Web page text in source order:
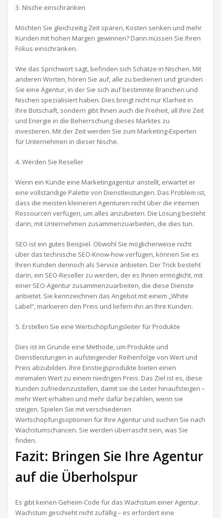
3. Nische einschränken
Möchten Sie gleichzeitig Zeit sparen, Kosten senken und mehr
Kunden mit hohen Margen gewinnen? Dann müssen Sie Ihren
Fokus einschränken.
Wie das Sprichwort sagt, befinden sich Schätze in Nischen. Mit
anderen Worten, hören Sie auf, alle zu bedienen und gründen
Sie eine Agentur, in der Sie sich auf bestimmte Branchen und
Nischen spezialisiert haben. Dies bringt nicht nur Klarheit in
Ihre Botschaft, sondern gibt Ihnen auch die Freiheit, all Ihre Zeit
und Energie in die Beherrschung dieses Marktes zu
investieren. Mit der Zeit werden Sie zum Marketing-Experten
für Unternehmen in dieser Nische.
4. Werden Sie Reseller
Wenn ein Kunde eine Marketingagentur anstellt, erwartet er
eine vollständige Palette von Dienstleistungen. Das Problem ist,
dass die meisten kleineren Agenturen nicht über die internen
Ressourcen verfügen, um alles anzubieten. Die Lösung besteht
darin, mit Unternehmen zusammenzuarbeiten, die dies tun.
SEO ist ein gutes Beispiel. Obwohl Sie möglicherweise nicht
über das technische SEO-Know-how verfügen, können Sie es
Ihren Kunden dennoch als Service anbieten. Der Trick besteht
darin, ein SEO-Reseller zu werden, der es Ihnen ermöglicht, mit
einer SEO-Agentur zusammenzuarbeiten, die diese Dienste
anbietet. Sie kennzeichnen das Angebot mit einem „White
Label“, markieren den Preis und liefern ihn an Ihre Kunden.
5. Erstellen Sie eine Wertschöpfungsleiter für Produkte
Dies ist im Grunde eine Methode, um Produkte und
Dienstleistungen in aufsteigender Reihenfolge von Wert und
Preis abzubilden. Ihre Einstiegsprodukte bieten einen
minimalen Wert zu einem niedrigen Preis. Das Ziel ist es, diese
Kunden zufriedenzustellen, damit sie die Leiter hinaufsteigen –
mehr Wert erhalten und mehr dafür bezahlen, wenn sie
steigen. Spielen Sie mit verschiedenen
Wertschöpfungsoptionen für Ihre Agentur und suchen Sie nach
Wachstumschancen. Sie werden überrascht sein, was Sie
finden.
Fazit: Bringen Sie Ihre Agentur
auf die Überholspur
Es gibt keinen Geheim-Code für das Wachstum einer Agentur.
Wachstum geschieht nicht zufällig – es erfordert eine